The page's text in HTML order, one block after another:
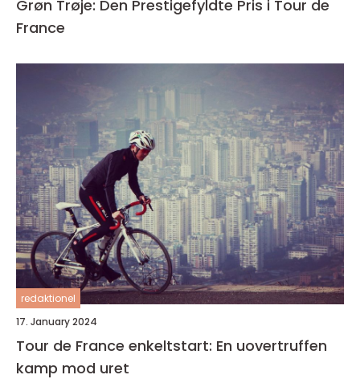
Grøn Trøje: Den Prestigefyldte Pris i Tour de
France
redaktionel
17. January 2024
Tour de France enkeltstart: En uovertruffen
kamp mod uret